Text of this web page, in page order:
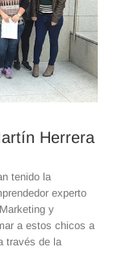
Herrera
tenido la
experto
y
a estos chicos a
través de la